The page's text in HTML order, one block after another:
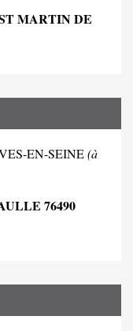
MARTIN DE
EN-SEINE(à
76490